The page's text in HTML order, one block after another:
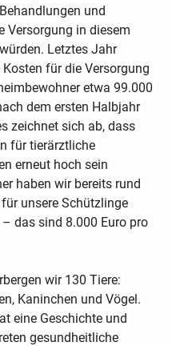
und
Versorgung in diesem
Letztes Jahr
für die Versorgung
etwa 99.000
dem ersten Halbjahr
zeichnet sich ab, dass
für tierärztliche
erneut hoch sein
haben wir bereits rund
unsere Schützlinge
das sind 8.000 Euro pro
wir 130 Tiere:
Kaninchen und Vögel.
eine Geschichte und
gesundheitliche